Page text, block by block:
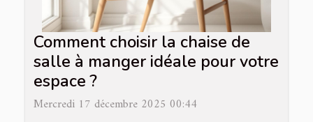
Comment choisir la chaise de
salle à manger idéale pour votre
espace ?
Mercredi 17 décembre 2025 00:44